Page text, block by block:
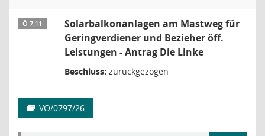
Ö 7.11
Solarbalkonanlagen am Mastweg für
Geringverdiener und Bezieher öff.
Leistungen - Antrag Die Linke
Beschluss: zurückgezogen
VO/0797/26